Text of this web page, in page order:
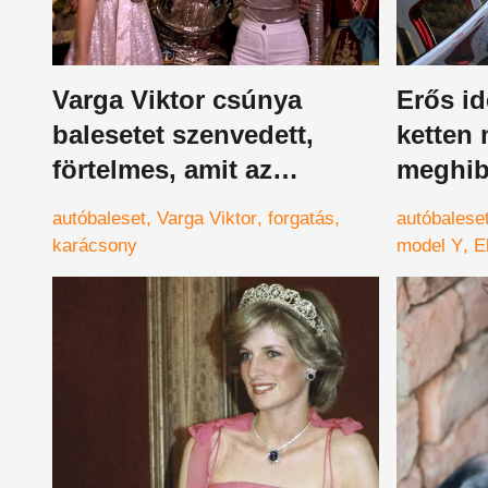
Varga Viktor csúnya
balesetet szenvedett,
förtelmes, amit az
autójával művelt
autóbaleset Varga Viktor forgatás
karácsony
Erős
ketten
miatt,
model Y